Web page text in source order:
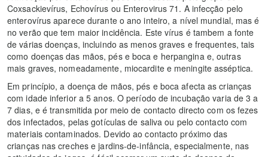
Coxsackievírus, Echovírus ou Enterovirus 71. A infecção pelo
enterovírus aparece durante o ano inteiro, a nível mundial, mas é
no verão que tem maior incidência. Este vírus é tambem a fonte
de várias doenças, incluindo as menos graves e frequentes, tais
como doenças das mãos, pés e boca e herpangina e, outras
mais graves, nomeadamente, miocardite e meningite asséptica.
Em princípio, a doença de mãos, pés e boca afecta as crianças
com idade inferior a 5 anos. O período de incubação varia de 3 a
7 dias, e é transmitida por meio de contacto directo com os fezes
dos infectados, pelas gotículas de saliva ou pelo contacto com
materiais contaminados. Devido ao contacto próximo das
crianças nas creches e jardins-de-infância, especialmente, nas